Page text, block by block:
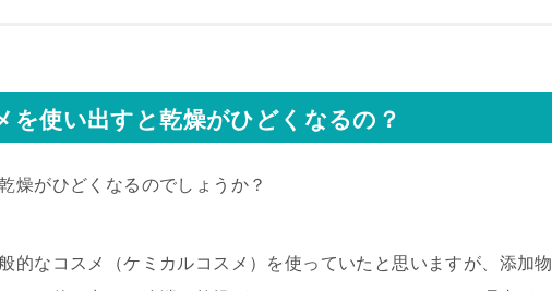
を使い出すと乾燥がひどくなるの？
燥がひどくなるのでしょうか？
的なコスメ（ケミカルコスメ）を使っていたと思いますが、添加物